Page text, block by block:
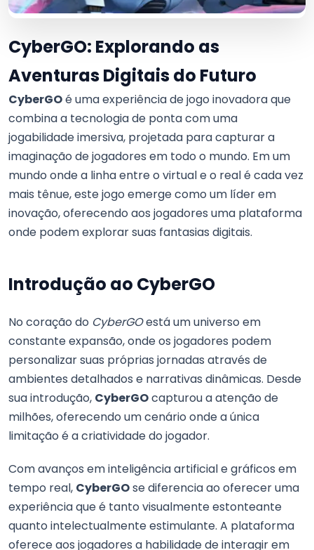
CyberGO: Explorando as
Aventuras Digitais do Futuro
CyberGOé uma experiência de jogo inovadora que
combina a tecnologia de ponta com uma
jogabilidade imersiva, projetada para capturar a
imaginação de jogadores em todo o mundo. Em um
mundo onde a linha entre o virtual e o real é cada vez
mais tênue, este jogo emerge como um líder em
inovação, oferecendo aos jogadores uma plataforma
onde podem explorar suas fantasias digitais.
Introdução ao CyberGO
No coração do CyberGOestá um universo em
constante expansão, onde os jogadores podem
personalizar suas próprias jornadas através de
ambientes detalhados e narrativas dinâmicas. Desde
sua introdução, CyberGOcapturou a atenção de
milhões, oferecendo um cenário onde a única
limitação é a criatividade do jogador.
Com avanços em inteligência artificial e gráficos em
tempo real, CyberGOse diferencia ao oferecer uma
experiência que é tanto visualmente estonteante
quanto intelectualmente estimulante. A plataforma
oferece aos jogadores a habilidade de interagir em